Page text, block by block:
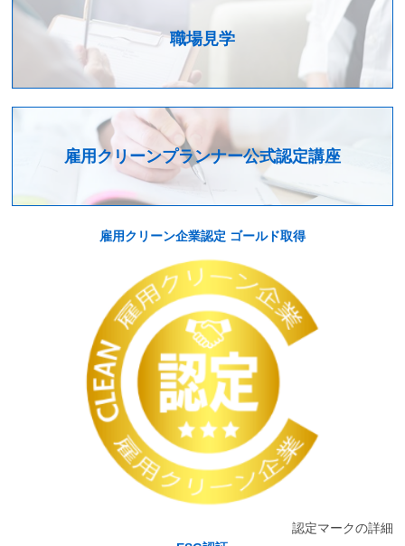
職場見学
雇用クリーンプランナー公式認定講座
雇用クリーン企業認定 ゴールド取得
認定マークの詳細